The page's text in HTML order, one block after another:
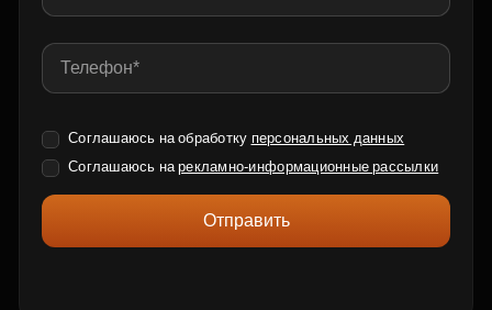
Соглашаюсь на обработку персональных данных
Соглашаюсь нарекламно-информационные рассылки
Отправить